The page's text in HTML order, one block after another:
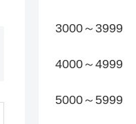
3000～3999
4000～4999
5000～5999